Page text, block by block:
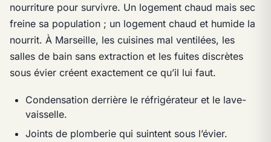
nourriture pour survivre. Un logement chaud mais sec
freine sa population ; un logement chaud et humide la
nourrit. À Marseille, les cuisines mal ventilées, les
salles de bain sans extraction et les fuites discrètes
sous évier créent exactement ce qu’il lui faut.
Condensation derrière le réfrigérateur et le lave-
vaisselle.
Joints de plomberie qui suintent sous l’évier.